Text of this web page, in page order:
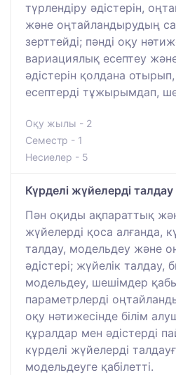
түрлендіру әдістерін,
және оңтайландырудың
зерттейді; пәнді оқу
вариациялық есептеу
әдістерін қолдана
есептерді тұжырымдап,
Оқу жылы - 2
Семестр - 1
Несиелер - 5
Күрделі жүйелерді
Пән оқиды ақпараттық
жүйелерді қоса алғанда,
талдау, модельдеу және
әдістері; жүйелік талдау,
модельдеу, шешімдер
параметрлерді
оқу нәтижесінде білім
құралдар мен әдістерді
күрделі жүйелерді
модельдеуге қабілетті.